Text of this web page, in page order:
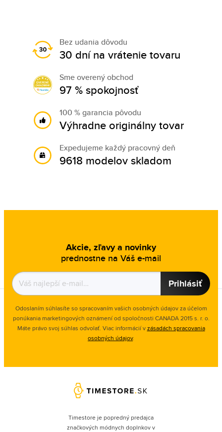
Bez udania dôvodu
30 dní na vrátenie tovaru
Sme overený obchod
97 % spokojnosť
100 % garancia pôvodu
Výhradne originálny tovar
Expedujeme každý pracovný deň
9618 modelov skladom
Akcie, zľavy a novinky
prednostne na Váš e-mail
Prihlásiť
Odoslaním súhlasíte so spracovaním vašich osobných údajov za účelom
ponúkania marketingových oznámení od spoločnosti CANADA 2015 s. r. o.
Máte právo svoj súhlas odvolať. Viac informácií vzásadách spracovania
osobných údajov.
Timestore je popredný predajca
značkových módnych doplnkov v